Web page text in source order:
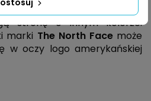
jest dwustronna i można
stronę o innym kolorze.
marki The North Facemoże
w oczy logo amerykańskiej